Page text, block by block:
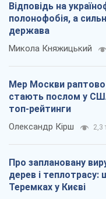
Відповідь на
полонофобія, а
держава
Микола Княжицький
Мер Москви раптово
стають послом у США
топ-рейтинги
Олександр Кірш 2,3
Про заплановану
дерев і теплотрасу:
Теремках у Києві